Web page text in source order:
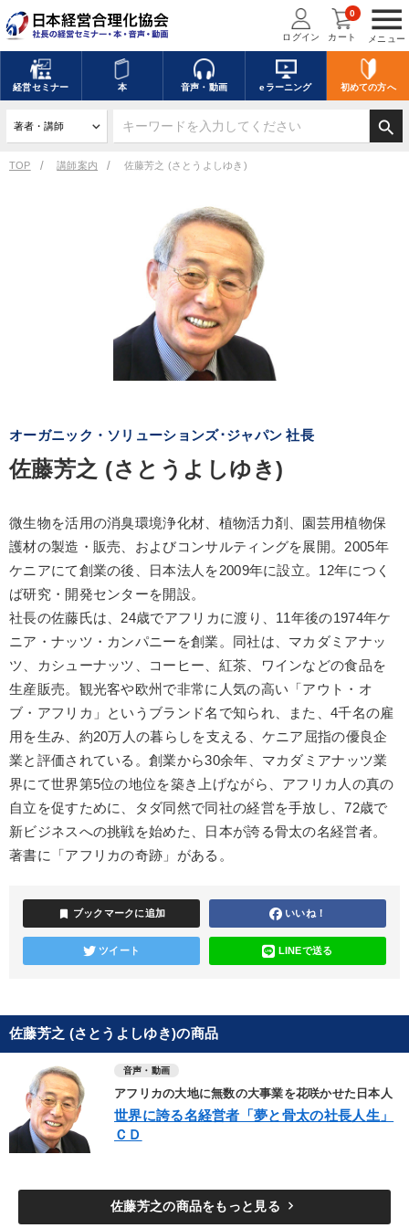
menu
メニュー
ログイン カート
0
経営セミナー 本 音声・動画 eラーニング 初めての方へ
search
TOP 講師案内 佐藤芳之 (さとうよしゆき)
オーガニック・ソリューションズ･ジャパン 社長
佐藤芳之 (さとうよしゆき)
微生物を活用の消臭環境浄化材、植物活力剤、園芸用植物保
護材の製造・販売、およびコンサルティングを展開。2005年
ケニアにて創業の後、日本法人を2009年に設立。12年につく
ば研究・開発センターを開設。
社長の佐藤氏は、24歳でアフリカに渡り、11年後の1974年ケ
ニア・ナッツ・カンパニーを創業。同社は、マカダミアナッ
ツ、カシューナッツ、コーヒー、紅茶、ワインなどの食品を
生産販売。観光客や欧州で非常に人気の高い「アウト・オ
ブ・アフリカ」というブランド名で知られ、また、4千名の雇
用を生み、約20万人の暮らしを支える、ケニア屈指の優良企
業と評価されている。創業から30余年、マカダミアナッツ業
界にて世界第5位の地位を築き上げながら、アフリカ人の真の
自立を促すために、タダ同然で同社の経営を手放し、72歳で
新ビジネスへの挑戦を始めた、日本が誇る骨太の名経営者。
著書に「アフリカの奇跡」がある。
bookmark ブックマークに追加 いいね！
ツイート LINEで送る
佐藤芳之 (さとうよしゆき)の商品
音声・動画
アフリカの大地に無数の大事業を花咲かせた日本人
世界に誇る名経営者「夢と骨太の社長人生」
ＣＤ
佐藤芳之の商品をもっと見る keyboard_arrow_right